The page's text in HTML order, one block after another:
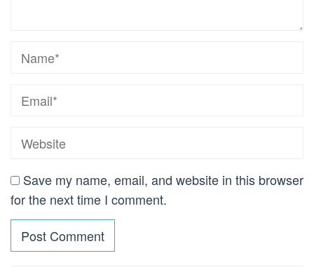
Save my name, email, and website in this browser
for the next time I comment.